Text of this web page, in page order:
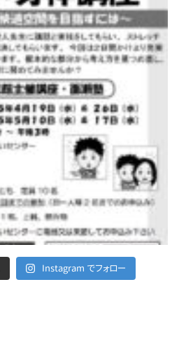
Instagram でフォロー